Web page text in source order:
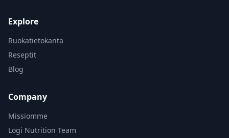
Explore
Ruokatietokanta
Reseptit
Blog
Company
Missiomme
Logi Nutrition Team